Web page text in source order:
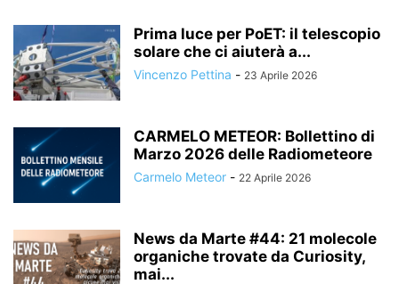
Prima luce per PoET: il telescopio
solare che ci aiuterà a...
Vincenzo Pettina - 23 Aprile 2026
CARMELO METEOR: Bollettino di
Marzo 2026 delle Radiometeore
Carmelo Meteor - 22 Aprile 2026
News da Marte #44: 21 molecole
organiche trovate da Curiosity,
mai...